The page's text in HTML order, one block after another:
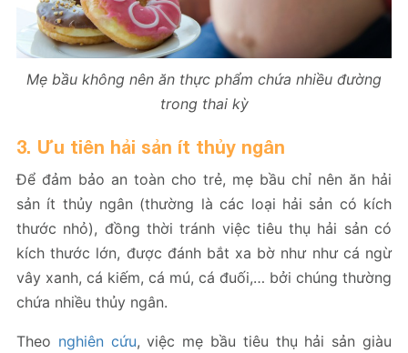
Mẹ bầu không nên ăn thực phẩm chứa nhiều đường
trong thai kỳ
3. Ưu tiên hải sản ít thủy ngân
Để đảm bảo an toàn cho trẻ, mẹ bầu chỉ nên ăn hải
sản ít thủy ngân (thường là các loại hải sản có kích
thước nhỏ), đồng thời tránh việc tiêu thụ hải sản có
kích thước lớn, được đánh bắt xa bờ như như cá ngừ
vây xanh, cá kiếm, cá mú, cá đuối,… bởi chúng thường
chứa nhiều thủy ngân.
Theo nghiên cứu, việc mẹ bầu tiêu thụ hải sản giàu